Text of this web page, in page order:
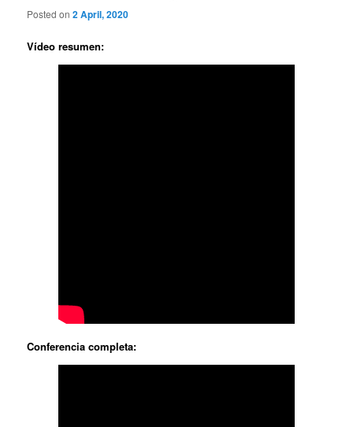
Posted on2 April, 2020
Vídeo resumen:
Conferencia completa: